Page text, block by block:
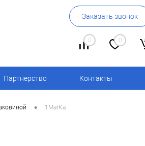
Заказать звонок
0 0
Партнерство Контакты
• 1MarKa